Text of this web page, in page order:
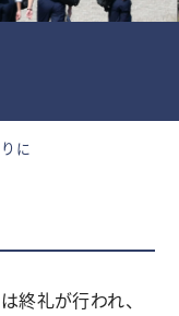
に
終礼が行われ、